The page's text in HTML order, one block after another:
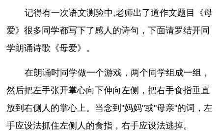
记得有一次语文测验中,老师出了道作文题目《母
爱》很多同学都写下了感人的诗句，下面请罗结开同
学朗诵诗歌《母爱》。
在朗诵时同学做一个游戏，两个同学组成一组，
然后把左手张开掌心向下伸向左侧，把右手食指垂直
放到右侧人的掌心上。当念到"妈妈"或"母亲"的词，左
手应设法抓住左侧人的食指，右手应设法逃掉。